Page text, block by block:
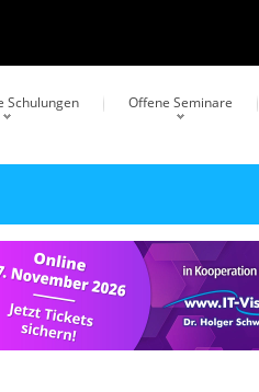
Schulungen Offene Seminare